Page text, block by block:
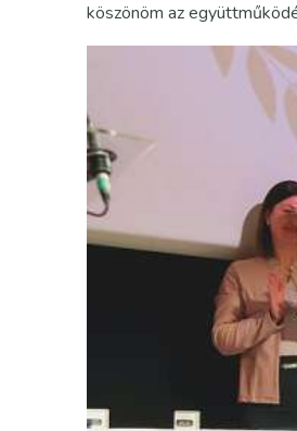
köszönöm az